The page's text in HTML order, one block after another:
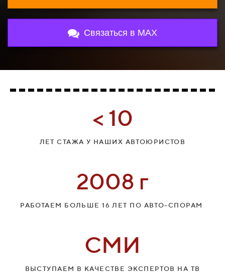
Связаться в MAX
< 10
ЛЕТ СТАЖА У НАШИХ АВТОЮРИСТОВ
2008 г
РАБОТАЕМ БОЛЬШЕ 16 ЛЕТ ПО АВТО-СПОРАМ
СМИ
ВЫСТУПАЕМ В КАЧЕСТВЕ ЭКСПЕРТОВ НА ТВ